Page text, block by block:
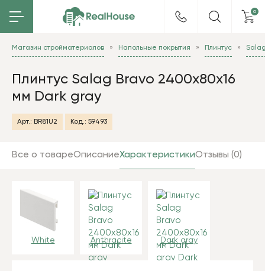
0
Магазин стройматериалов Напольные покрытия Плинтус
Плинтус Salag Bravo 2400х80х16
мм Dark gray
Арт.: BR81U2 Код.: 59493
Все о товареОписаниеХарактеристикиОтзывы (0)
White Anthracite Dark gray